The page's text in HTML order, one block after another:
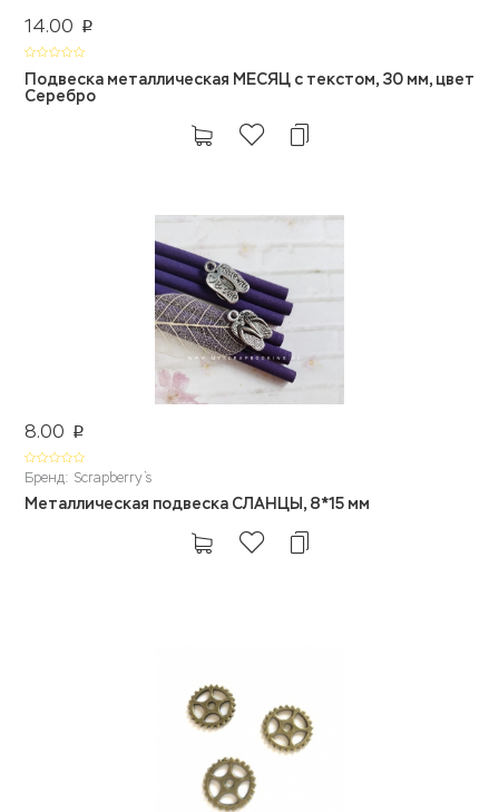
14.00 p
Подвеска металлическая МЕСЯЦ с текстом, 30 мм, цвет
Серебро
8.00 p
Бренд: Scrapberry`s
Металлическая подвеска СЛАНЦЫ, 8*15 мм